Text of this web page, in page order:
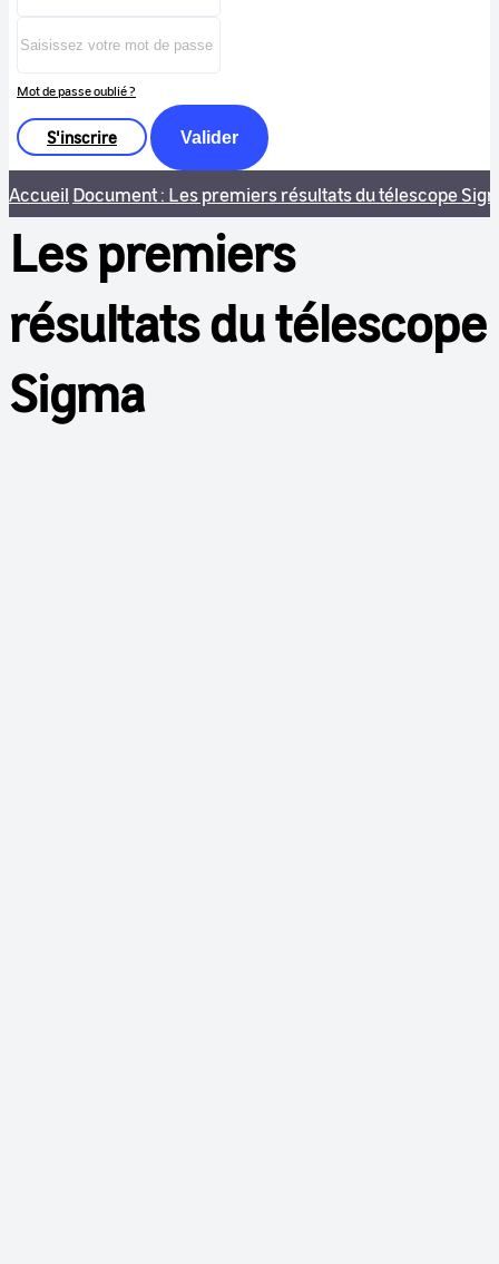
Mot de passe oublié ?
S'inscrire Valider
Accueil Document : Les premiers résultats du télescope
Les premiers
résultats du télescope
Sigma